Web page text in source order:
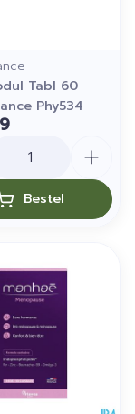
Tabl 60
Phy534
Bestel